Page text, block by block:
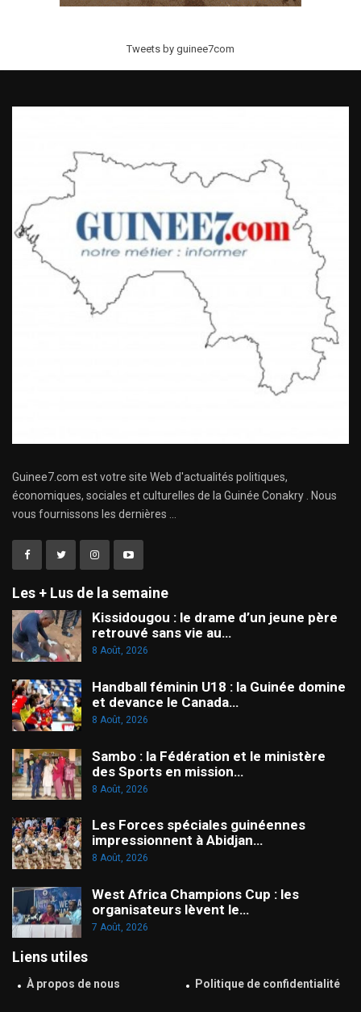
Tweets by guinee7com
Guinee7.com est votre site Web d'actualités politiques,
économiques, sociales et culturelles de la Guinée Conakry . Nous
vous fournissons les dernières ...
Les + Lus de la semaine
Kissidougou : le drame d’un jeune père
retrouvé sans vie au…
8 Août, 2026
Handball féminin U18 : la Guinée domine
et devance le Canada…
8 Août, 2026
Sambo : la Fédération et le ministère
des Sports en mission…
8 Août, 2026
Les Forces spéciales guinéennes
impressionnent à Abidjan…
8 Août, 2026
West Africa Champions Cup : les
organisateurs lèvent le…
7 Août, 2026
Liens utiles
À propos de nous Politique de confidentialité